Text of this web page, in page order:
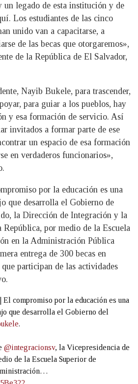
un legado de esta institución y de
Los estudiantes de las cinco
unido van a capacitarse, a
de las becas que otorgaremos»,
de la República de El Salvador,
Nayib Bukele, para trascender,
para guiar a los pueblos, hay
y esa formación de servicio. Así
invitados a formar parte de ese
un espacio de esa formación
en verdaderos funcionarios»,
por la educación es una
que desarrolla el Gobierno de
la Dirección de Integración y la
República, por medio de la Escuela
en la Administración Pública
entrega de 300 becas en
participan de las actividades
| El compromiso por la educación es una
que desarrolla el Gobierno del
.
@integracionsv, la Vicepresidencia de
de la Escuela Superior de